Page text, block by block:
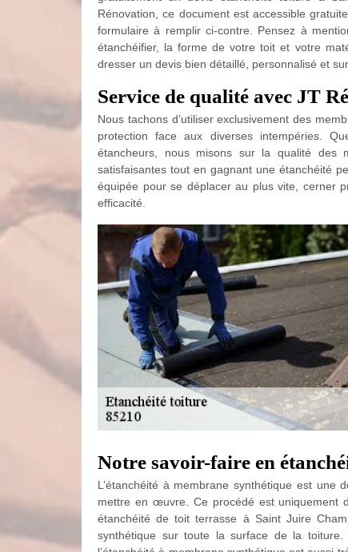
Rénovation, ce document est accessible
formulaire à remplir ci-contre. Pensez à
étanchéifier, la forme de votre toit et votre
dresser un devis bien détaillé, personnalisé et
Service de qualité avec JT
Nous tachons d’utiliser exclusivement des
protection face aux diverses intempéries.
étancheurs, nous misons sur la qualité des
satisfaisantes tout en gagnant une étanchéité
équipée pour se déplacer au plus vite, cerner
efficacité.
Notre savoir-faire en
L’étanchéité à membrane synthétique est une
mettre en œuvre. Ce procédé est uniquement
étanchéité de toit terrasse à Saint Juire
synthétique sur toute la surface de la toiture.